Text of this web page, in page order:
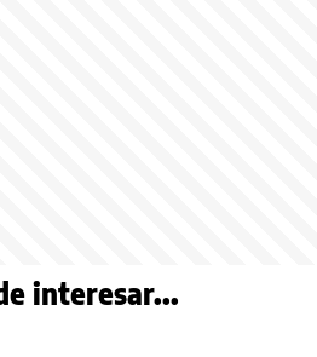
interesar...